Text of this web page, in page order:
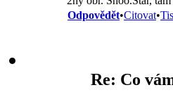
Odpovědět•Citovat•
Re: Co